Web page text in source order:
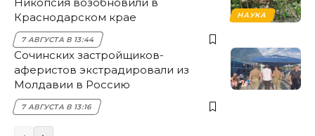
НАУКА
Краснодарском крае
7 АВГУСТА В 13:44
Сочинских застройщиков-
аферистов экстрадировали из
Молдавии в Россию
7 АВГУСТА В 13:16